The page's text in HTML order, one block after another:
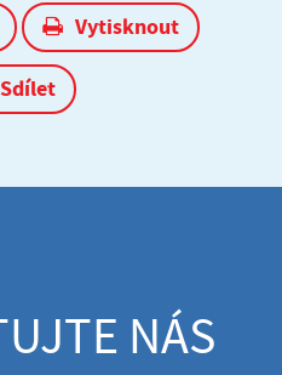
Vytisknout
Sdílet
NÁS